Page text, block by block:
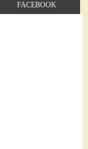
FACEBOOK